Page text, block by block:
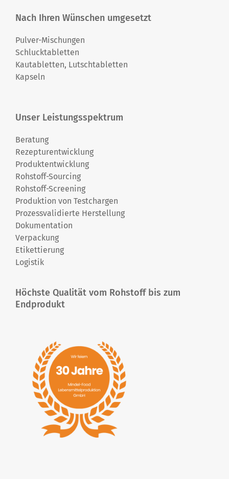
Nach Ihren Wünschen umgesetzt
Pulver-Mischungen
Schlucktabletten
Kautabletten, Lutschtabletten
Kapseln
Unser Leistungsspektrum
Beratung
Rezepturentwicklung
Produktentwicklung
Rohstoff-Sourcing
Rohstoff-Screening
Produktion von Testchargen
Prozessvalidierte Herstellung
Dokumentation
Verpackung
Etikettierung
Logistik
Höchste Qualität vom Rohstoff bis zum
Endprodukt